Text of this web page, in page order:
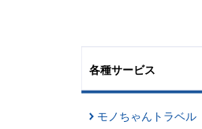
各種サービス
モノちゃんトラベル